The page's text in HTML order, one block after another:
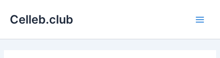
Celleb.club